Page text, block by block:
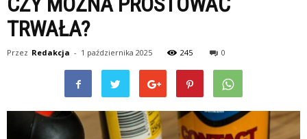
TRWAŁA?
Przez Redakcja - 1 października 2025 245 0